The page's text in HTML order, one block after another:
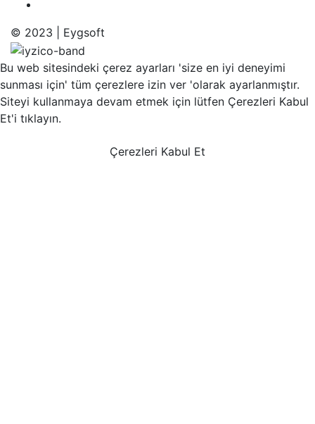
© 2023 | Eygsoft
Bu web sitesindeki çerez ayarları 'size en iyi deneyimi
sunması için' tüm çerezlere izin ver 'olarak ayarlanmıştır.
Siteyi kullanmaya devam etmek için lütfen Çerezleri Kabul
Et'i tıklayın.
Çerezleri Kabul Et